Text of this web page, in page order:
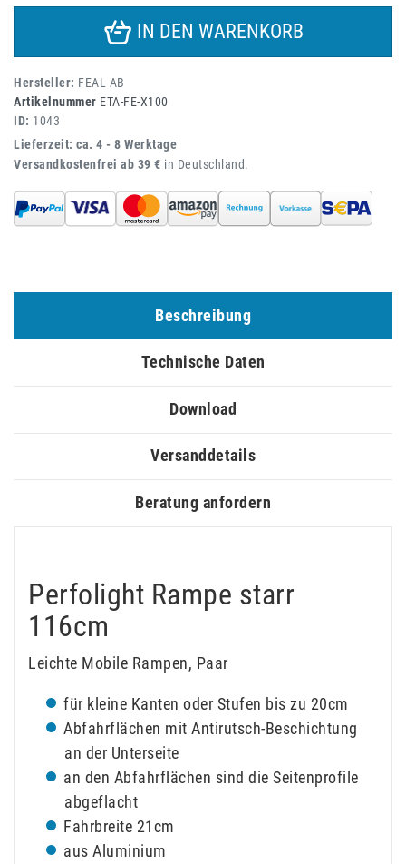
IN DEN WARENKORB
Hersteller: FEAL AB
Artikelnummer ETA-FE-X100
ID: 1043
Lieferzeit: ca. 4 - 8 Werktage
Versandkostenfrei ab 39 € in Deutschland.
Beschreibung
Technische Daten
Download
Versanddetails
Beratung anfordern
Perfolight Rampe starr
116cm
Leichte Mobile Rampen, Paar
für kleine Kanten oder Stufen bis zu 20cm
Abfahrflächen mit Antirutsch-Beschichtung
an der Unterseite
an den Abfahrflächen sind die Seitenprofile
abgeflacht
Fahrbreite 21cm
aus Aluminium